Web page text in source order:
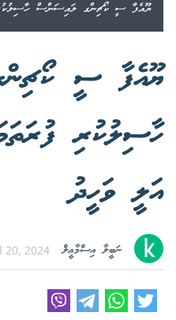
ޔޫއެފާ ސީ ކޯޗިންގ ލައިސަންސް
ޔޫއެފާ ސީ
ހާސިލުކުރި
އަލީ ވަހީދު
ނަބީލާ އިސްމާޢީލް 20, 2024